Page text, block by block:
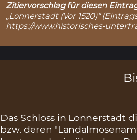
Zitiervorschlag für diesen
„Lonnerstadt (Vor 1520)“
https://www.historisches-
Das Schloss in Lonnerstadt
bzw. deren